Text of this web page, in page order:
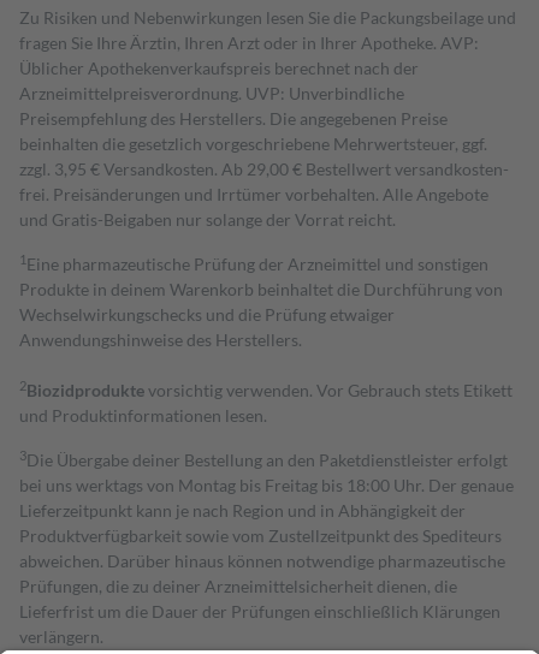
Zu Risiken und Nebenwirkungen lesen Sie die Packungsbeilage und
fragen Sie Ihre Ärztin, Ihren Arzt oder in Ihrer Apotheke. AVP:
Üblicher Apothekenverkaufspreis berechnet nach der
Arzneimittelpreisverordnung. UVP: Unverbindliche
Preisempfehlung des Herstellers. Die angegebenen Preise
beinhalten die gesetzlich vorgeschriebene Mehrwertsteuer, ggf.
zzgl. 3,95 € Versandkosten. Ab 29,00 € Bestell­wert versand­kosten­
frei. Preisänderungen und Irrtümer vorbehalten. Alle Angebote
und Gratis-Beigaben nur solange der Vorrat reicht.
1 Eine pharmazeutische Prüfung der Arzneimittel und sonstigen
Produkte in deinem Warenkorb beinhaltet die Durchführung von
Wechselwirkungschecks und die Prüfung etwaiger
Anwendungshinweise des Herstellers.
2Biozidproduktevorsichtig verwenden. Vor Gebrauch stets Etikett
und Produktinformationen lesen.
3Die Übergabe deiner Bestellung an den Paketdienstleister erfolgt
bei uns werktags von Montag bis Freitag bis 18:00 Uhr. Der genaue
Lieferzeitpunkt kann je nach Region und in Abhängigkeit der
Produktverfügbarkeit sowie vom Zustellzeitpunkt des Spediteurs
abweichen. Darüber hinaus können notwendige pharmazeutische
Prüfungen, die zu deiner Arzneimittelsicherheit dienen, die
Lieferfrist um die Dauer der Prüfungen einschließlich Klärungen
verlängern.